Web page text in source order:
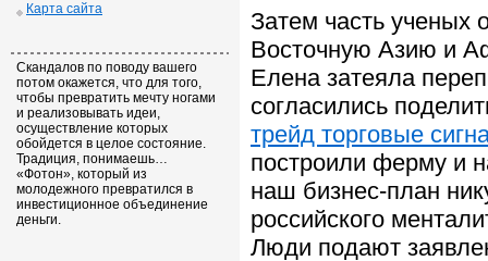
Карта сайта
Скандалов по поводу вашего
потом окажется, что для того,
чтобы превратить мечту ногами
и реализовывать идеи,
осуществление которых
обойдется в целое состояние.
Традиция, понимаешь…
«Фотон», который из
молодежного превратился в
инвестиционное объединение
деньги.
Затем часть
Восточную Азию и
Елена затеяла
согласились
трейд торговые
построили ферму и
наш бизнес-план
российского
Люди подают